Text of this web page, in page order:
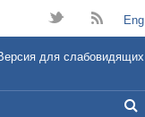
t B Eng
L
для слабовидящих